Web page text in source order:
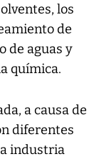
los
de
de aguas y
química.
a causa de
diferentes
industria